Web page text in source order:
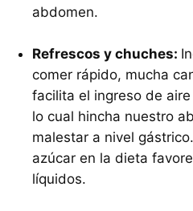
abdomen.
Refrescos y chuches:
comer rápido, mucha
facilita el ingreso de
lo cual hincha nuestro
malestar a nivel
azúcar en la dieta
líquidos.